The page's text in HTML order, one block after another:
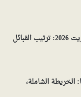
دليل أكبر القبائل في الكويت 2026: ترتيب القبائل
الخريطة الشاملة،